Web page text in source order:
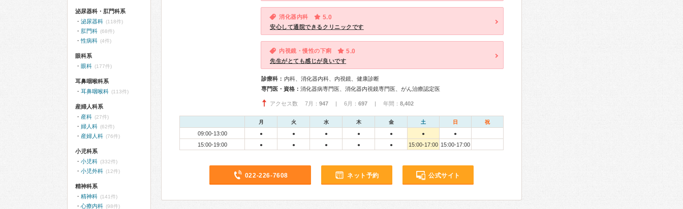
消化器内科 5.0
安心して通院できるクリニックです
内視鏡・慢性の下痢 5.0
先生がとても感じが良いです
診療科： 内科、消化器内科、内視鏡、健康診断
専門医・資格： 消化器病専門医、消化器内視鏡専門医、がん治療認定医
アクセス数 7月： 947 | 6月： 697 | 年間： 8,402
月 火 水 木 金 土 日 祝
09:00-13:00 ● ● ● ● ● ● ●
15:00-19:00 ● ● ● ● ● 15:00-17:00 15:00-17:00
022-226-7608 ネット予約 公式サイト
泌尿器科・肛門科系
泌尿器科 (118件)
肛門科 (68件)
性病科 (4件)
眼科系
眼科 (177件)
耳鼻咽喉科系
耳鼻咽喉科 (113件)
産婦人科系
産科 (27件)
婦人科 (62件)
産婦人科 (76件)
小児科系
小児科 (332件)
小児外科 (12件)
精神科系
精神科 (141件)
心療内科 (98件)